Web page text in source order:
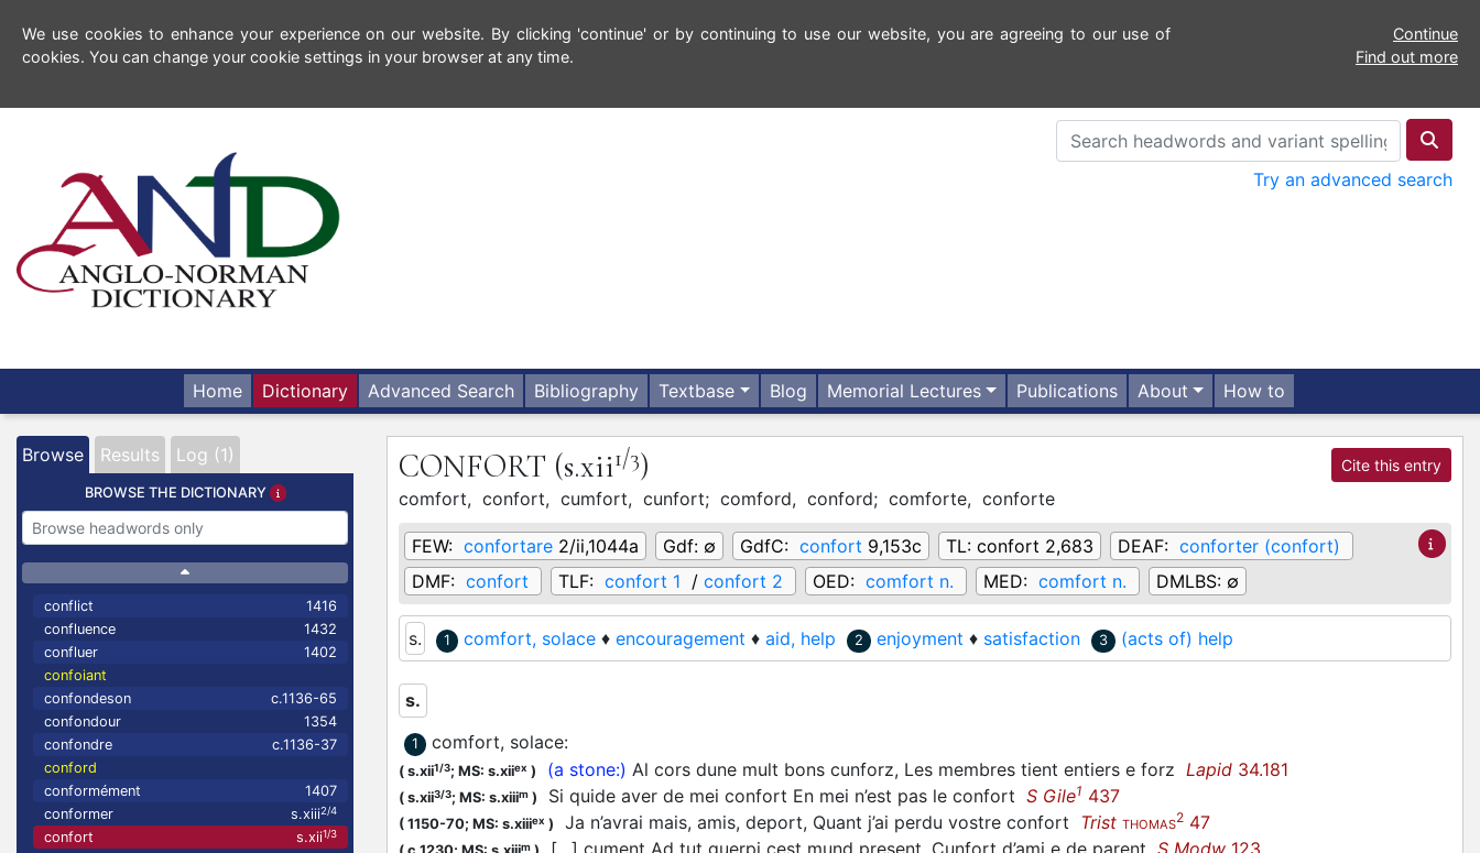
We use cookies to enhance your experience on our website. By clicking 'continue' or by continuing to use our website, you are agreeing to our use of
cookies. You can change your cookie settings in your browser at any time.
Continue
Find out more
Try an advanced search
Home Dictionary Advanced Search Bibliography Textbase Blog Memorial Lectures Publications About How to
Browse Results Log (1)
BROWSE THE DICTIONARY
conflict
1416
confluence
1432
confluer
1402
confoiant
confondeson
c.1136-65
confondour
1354
confondre
c.1136-37
conford
conformément
1407
conformer
s.xiii2/4
confort s.xii1/3
CONFORT (s.xii1/3) Cite this entry
comfort, confort, cumfort, cunfort; comford, conford; comforte, conforte
FEW: confortare 2/ii,1044a Gdf: ∅ GdfC: confort 9,153c TL: confort 2,683 DEAF: conforter (confort)
DMF: confort TLF: confort 1 / confort 2 OED: comfort n. MED: comfort n. DMLBS: ∅
s. 1 comfort, solace ♦ encouragement ♦ aid, help 2 enjoyment ♦ satisfaction 3 (acts of) help
s.
1 comfort, solace:
( s.xii1/3; MS: s.xiiex ) (a stone:) Al cors dune mult bons cunforz, Les membres tient entiers e forz Lapid 34.181
( s.xii3/3; MS: s.xiiim ) Si quide aver de mei confort En mei n’est pas le confort S Gile1 437
( 1150-70; MS: s.xiiiex ) Ja n’avrai mais, amis, deport, Quant j’ai perdu vostre confort Trist THOMAS2 47
m